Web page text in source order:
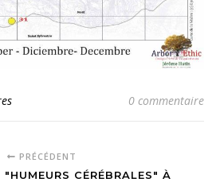
0 commentaire
PRÉCÉDENT
"HUMEURS CÉRÉBRALES" À